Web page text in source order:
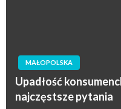
MAŁOPOLSKA
Upadłość
najczęstsze pytania